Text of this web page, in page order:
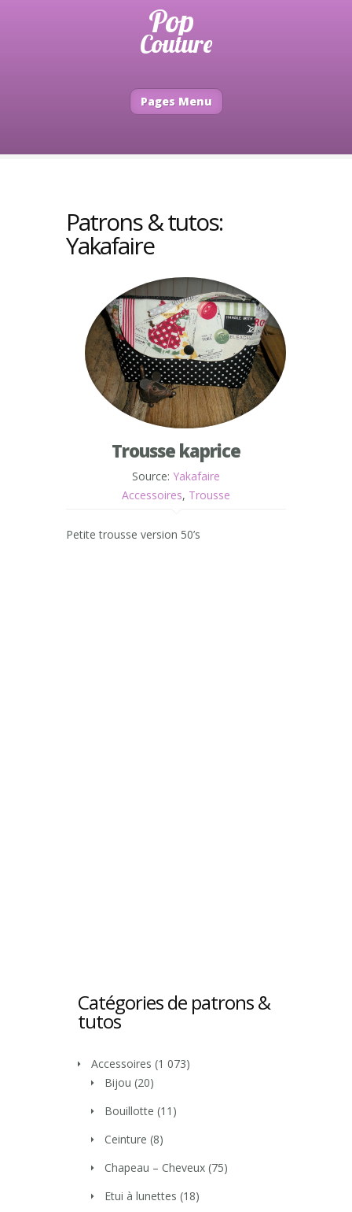
Pages Menu
Patrons & tutos:
Yakafaire
Trousse kaprice
Source: Yakafaire
Accessoires, Trousse
Petite trousse version 50’s
Catégories de patrons &
tutos
Accessoires (1 073)
Bijou (20)
Bouillotte (11)
Ceinture (8)
Chapeau – Cheveux (75)
Etui à lunettes (18)